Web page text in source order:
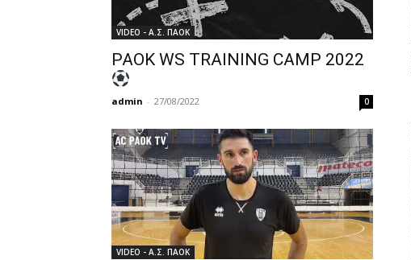
VIDEO - Α.Σ. ΠΑΟΚ
PAOK WS TRAINING CAMP 2022
admin - 27/08/2022 0
VIDEO - Α.Σ. ΠΑΟΚ